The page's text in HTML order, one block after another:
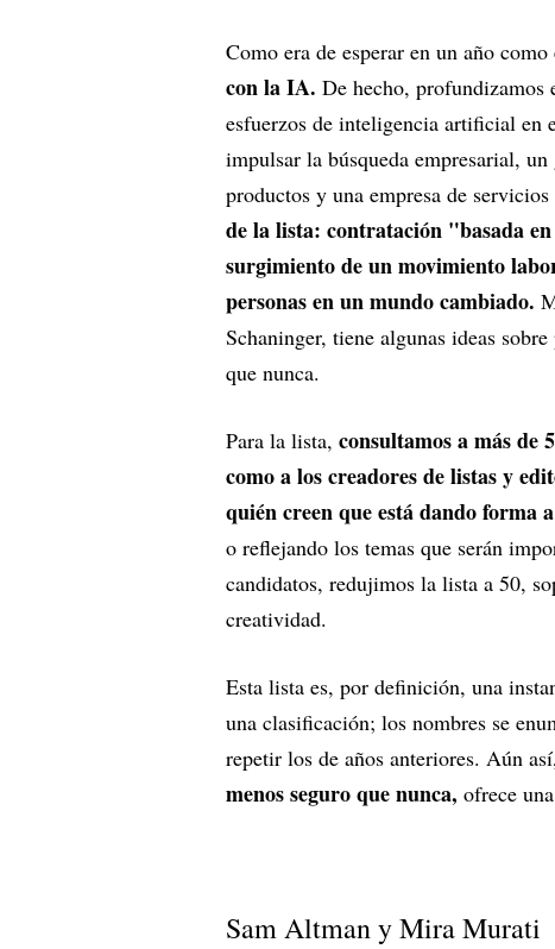
Como era de esperar en un año como
con la IA. De hecho, profundizamos
esfuerzos de inteligencia artificial en
impulsar la búsqueda empresarial,
productos y una empresa de
de la lista: contratación "basada
surgimiento de un movimiento
personas en un mundo cambiado.
Schaninger, tiene algunas ideas
que nunca.
Para la lista, consultamos a más de
como a los creadores de listas y
quién creen que está dando forma
o reflejando los temas que serán
candidatos, redujimos la lista a 50,
creatividad.
Esta lista es, por definición, una
una clasificación; los nombres se
repetir los de años anteriores. Aún
menos seguro que nunca, ofrece
Sam Altman y Mira Murati